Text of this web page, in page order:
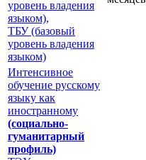
уровень владения
языком),
ТБУ (базовый
уровень владения
языком)
Интенсивное
обучение русскому
языку как
иностранному
(социально-
гуманитарный
профиль)